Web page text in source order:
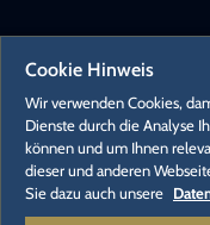
Cookie Hinweis
Wir verwenden Cookies,
Dienste durch die Analyse
können und um Ihnen
dieser und anderen
Sie dazu auch unsere